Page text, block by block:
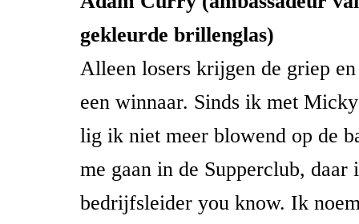
gekleurde brillenglas)
Alleen losers krijgen de griep
een winnaar. Sinds ik met
lig ik niet meer blowend op de
me gaan in de Supperclub,
bedrijfsleider you know. Ik